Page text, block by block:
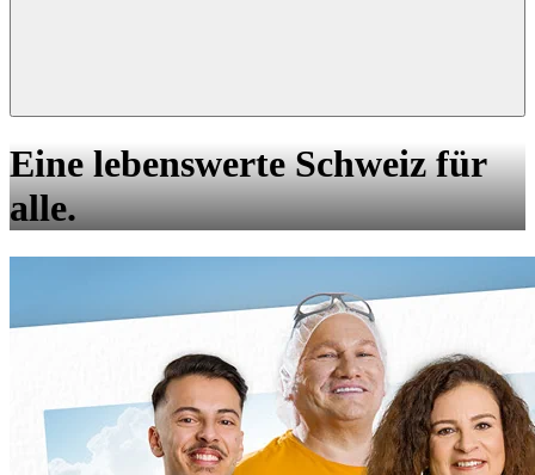
Eine lebenswerte Schweiz für
alle.